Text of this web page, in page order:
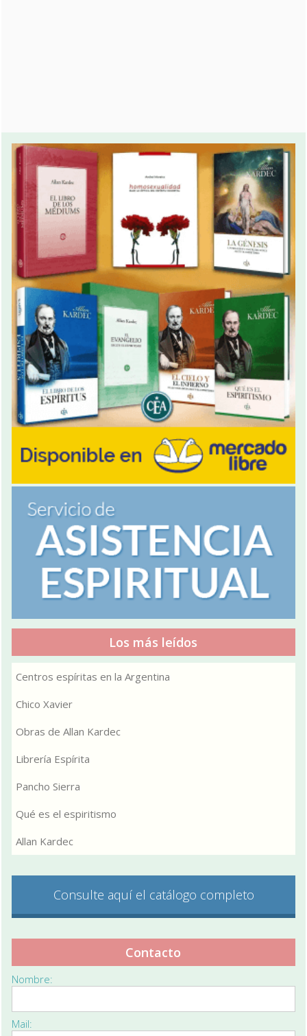
Los más leídos
Centros espíritas en la Argentina
Chico Xavier
Obras de Allan Kardec
Librería Espírita
Pancho Sierra
Qué es el espiritismo
Allan Kardec
Consulte aquí el catálogo completo
Contacto
Nombre:
Mail: